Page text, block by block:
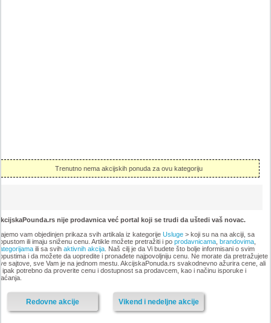
Trenutno nema akcijskih ponuda za ovu kategoriju
nije prodavnica već portal koji se trudi da uštedi vaš novac.
vam objedinjen prikaza svih artikala iz kategorije Usluge> koji su na na akciji, sa
ili imaju sniženu cenu. Artikle možete pretražiti i po prodavnicama, brandovima,
ili sa svih aktivnih akcija. Naš cilj je da Vi budete što bolje informisani o svim
i da možete da uopredite i pronađete najpovoljniju cenu. Ne morate da pretražujete
sajtove, sve Vam je na jednom mestu. AkcijskaPonuda.rs svakodnevno ažurira cene, ali
ipak potrebno da proverite cenu i dostupnost sa prodavcem, kao i načinu isporuke i
Vikend i nedeljne akcije
Redovne akcije